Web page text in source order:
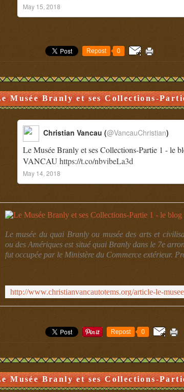
May 15, 2018
Repost 0
Musée Branly et ses Collections-
Le Musée Branly et ses Collections-Partie 1 - le
VANCAU https://t.co/nbvibeLa3d
Christian Vancau (@VancauChristian)
May 14, 2018
Le musée du quai Branly ou musée des arts et
ou des Amériques est situé quai Branly dans le 7e
fut occupée par le Ministère du Commerce extérieur.
Repost 0
Musée Branly et ses Collections-